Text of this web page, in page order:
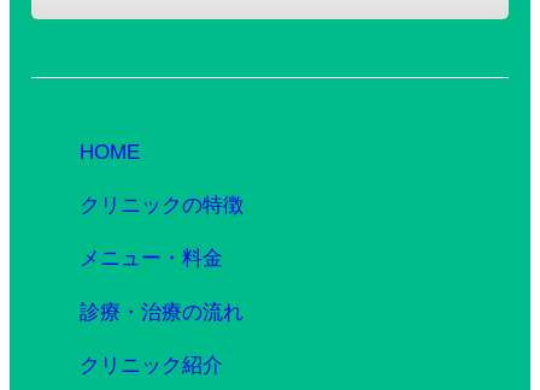
HOME
クリニックの特徴
メニュー・料金
診療・治療の流れ
クリニック紹介